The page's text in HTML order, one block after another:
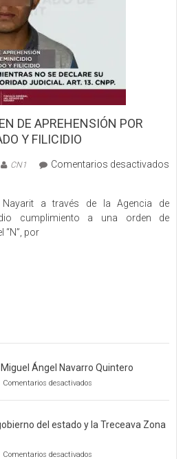
DE APREHENSIÓN POR
Y FILICIDIO
CN1
Comentarios desactivados
a través de la Agencia de
dio cumplimiento a una orden de
“N”, por
Ángel Navarro Quintero
Comentarios desactivadosen
gobernador
estado,
Navarro
del estado y la Treceava Zona
Comentarios desactivadosen